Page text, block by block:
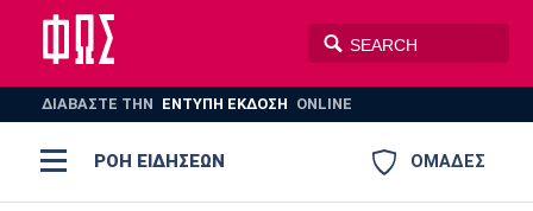
ΔΙΑΒΑΣΤΕ THN ΕΝΤΥΠΗ ΕΚΔΟΣΗ ONLINE
ΟΜΑΔΕΣ
ΡΟΗ ΕΙΔΗΣΕΩΝ